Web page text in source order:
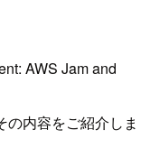
AWS Jam and
内容をご紹介しま